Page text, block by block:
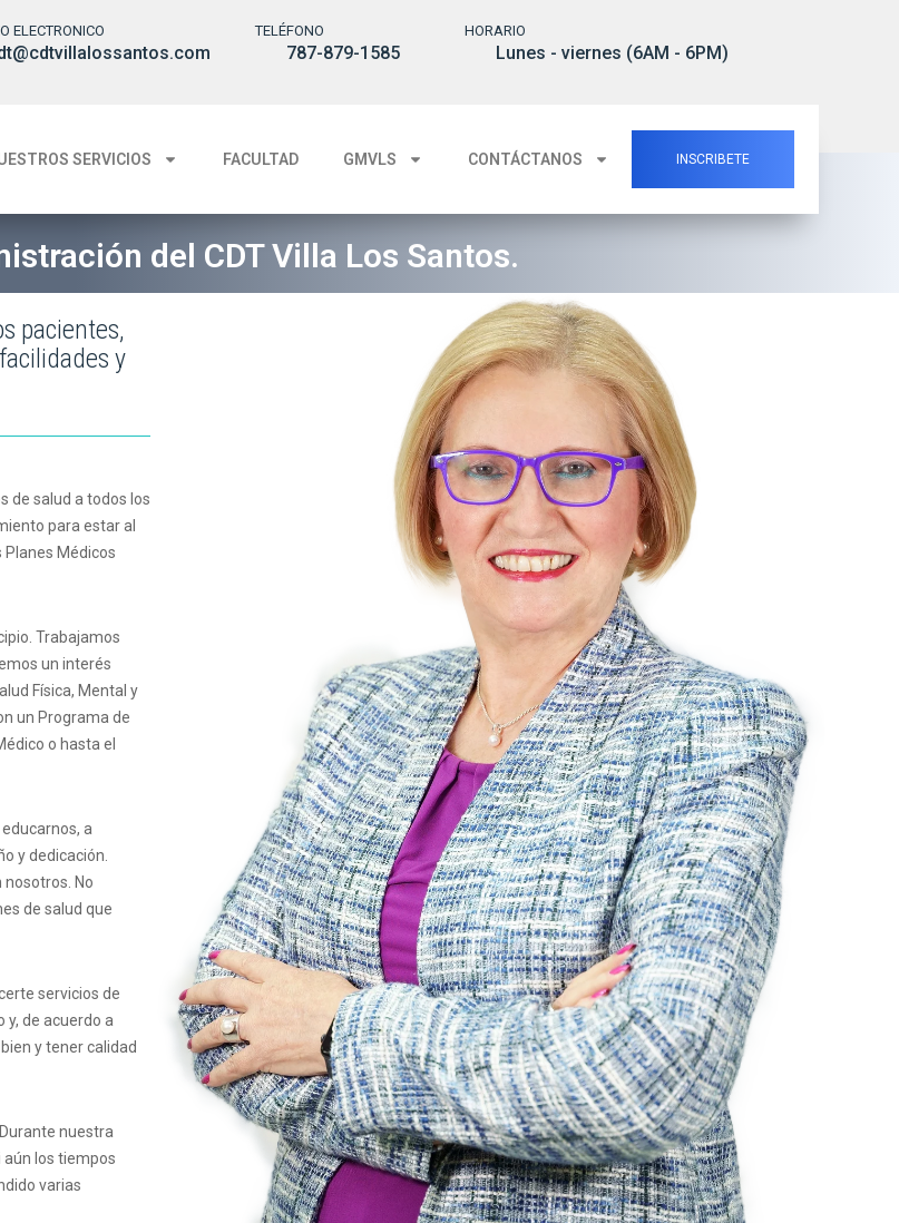
ELECTRONICO TELÉFONO
787-879-1585
HORARIO
Lunes - viernes (6AM - 6PM)
SERVICIOS FACULTAD GMVLS CONTÁCTANOS INSCRIBETE
del CDT Villa Los Santos.
pacientes,
y
de salud a todos los
para estar al
Médicos
Trabajamos
un interés
Física, Mental y
un Programa de
o hasta el
a
y dedicación.
No
de salud que
servicios de
y, de acuerdo a
y tener calidad
nuestra
los tiempos
varias